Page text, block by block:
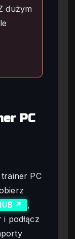
dużym
PC
PC
↗
,
podłącz